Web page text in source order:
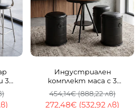
3
Индустриален
комплект маса с 3
табуретки Barrel
272,48€ (532,92 лв)
454,14€ (888,22 лв)